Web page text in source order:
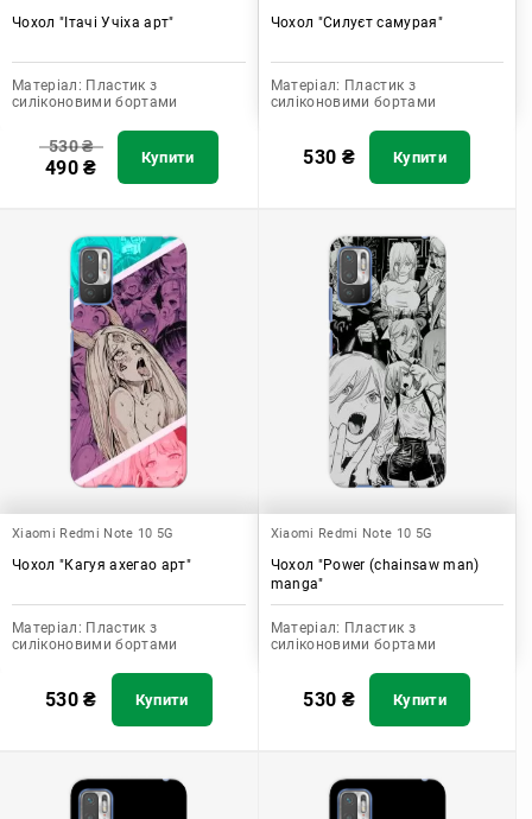
Чохол "Ітачі Учіха арт"
Матеріал: Пластик з
силіконовими бортами
530₴
490₴ Купити
Чохол "Силуєт самурая"
Матеріал: Пластик з
силіконовими бортами
530 ₴ Купити
Xiaomi Redmi Note 10 5G
Чохол "Кагуя ахегао арт"
Матеріал: Пластик з
силіконовими бортами
530₴ Купити
Xiaomi Redmi Note 10 5G
Чохол "Power (chainsaw man)
manga"
Матеріал: Пластик з
силіконовими бортами
530 ₴ Купити